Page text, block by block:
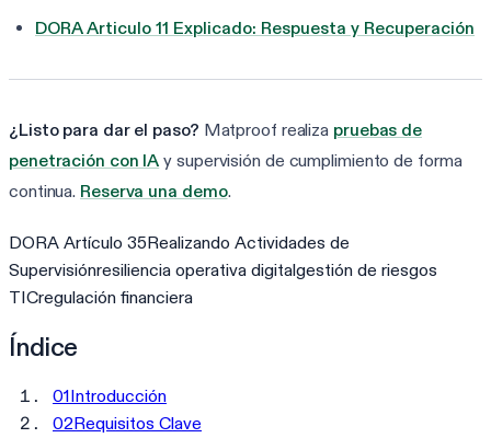
DORA Articulo 11 Explicado: Respuesta y Recuperación
¿Listo para dar el paso? Matproof realiza pruebas de
penetración con IA y supervisión de cumplimiento de forma
continua. Reserva una demo.
DORA Artículo 35Realizando Actividades de
Supervisiónresiliencia operativa digitalgestión de riesgos
TICregulación financiera
Índice
01Introducción
02Requisitos Clave